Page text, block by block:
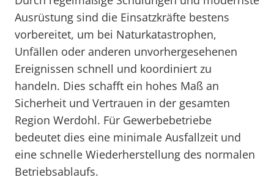
Ausrüstung sind die Einsatzkräfte bestens
vorbereitet, um bei Naturkatastrophen,
Unfällen oder anderen unvorhergesehenen
Ereignissen schnell und koordiniert zu
handeln. Dies schafft ein hohes Maß an
Sicherheit und Vertrauen in der gesamten
Region Werdohl. Für Gewerbebetriebe
bedeutet dies eine minimale Ausfallzeit und
eine schnelle Wiederherstellung des normalen
Betriebsablaufs.